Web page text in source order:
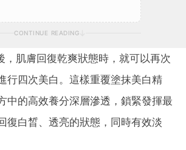
CONTINUE READING
，肌膚回復乾爽狀態時，就可以再次
行四次美白。這樣重覆塗抹美白精
中的高效養分深層滲透，鎖緊發揮最
復白晳、透亮的狀態，同時有效淡